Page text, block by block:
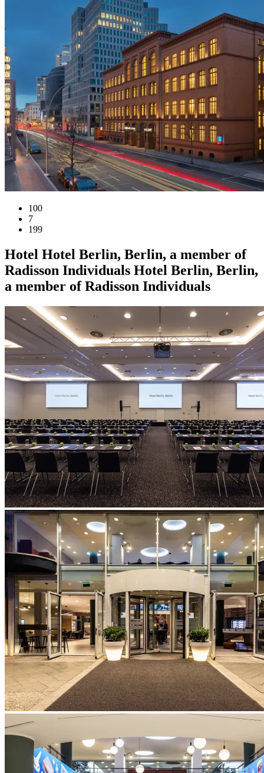
100
7
199
Hotel Hotel Berlin, Berlin, a member of
Radisson Individuals Hotel Berlin, Berlin,
a member of Radisson Individuals